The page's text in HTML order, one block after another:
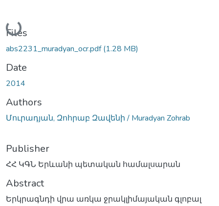
Loading...
Files
abs2231_muradyan_ocr.pdf(1.28 MB)
Date
2014
Authors
Մուրադյան, Զոհրաբ Զավենի / Muradyan Zohrab
Publisher
ՀՀ ԿԳՆ Երևանի պետական համալսարան
Abstract
Երկրագնդի վրա առկա ջրակլիմայական գլոբալ